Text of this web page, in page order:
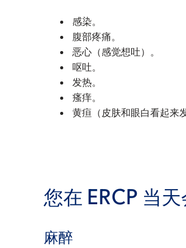
感染。
腹部疼痛。
恶心（感觉想吐）。
呕吐。
发热。
瘙痒。
黄疸（皮肤和眼白看起来
您在 ERCP 当
麻醉